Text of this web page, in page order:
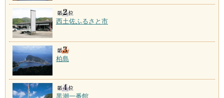
西土佐ふるさと市
柏島
黒潮一番館